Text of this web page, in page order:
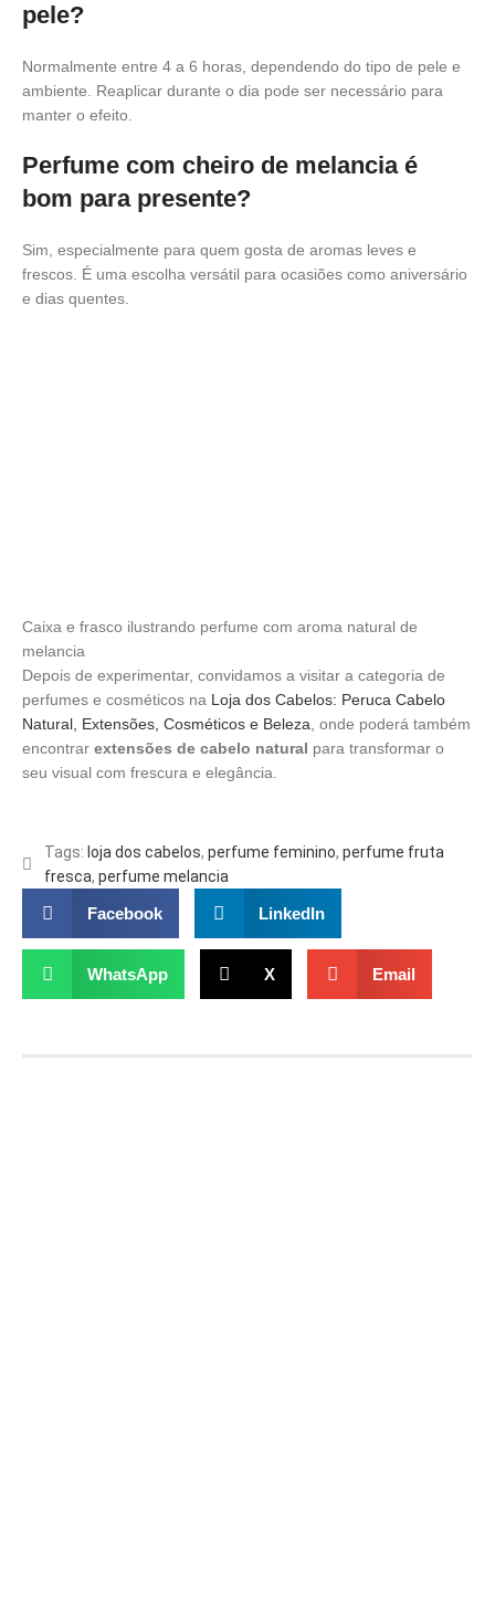
pele?
Normalmente entre 4 a 6 horas, dependendo do tipo de pele e
ambiente. Reaplicar durante o dia pode ser necessário para
manter o efeito.
Perfume com cheiro de melancia é
bom para presente?
Sim, especialmente para quem gosta de aromas leves e
frescos. É uma escolha versátil para ocasiões como aniversário
e dias quentes.
Caixa e frasco ilustrando perfume com aroma natural de
melancia
Depois de experimentar, convidamos a visitar a categoria de
perfumes e cosméticos na Loja dos Cabelos: Peruca Cabelo
Natural, Extensões, Cosméticos e Beleza , onde poderá também
encontrar extensões de cabelo natural para transformar o
seu visual com frescura e elegância.
Tags: loja dos cabelos, perfume feminino, perfume fruta
fresca, perfume melancia
Facebook LinkedIn
WhatsApp X Email